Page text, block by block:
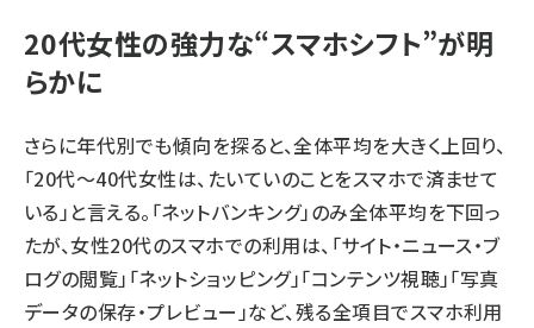
20代女性の強力な“スマホシフト”が明
らかに
さらに年代別でも傾向を探ると、全体平均を大きく上回り、
「20代～40代女性は、たいていのことをスマホで済ませて
いる」と言える。「ネットバンキング」のみ全体平均を下回っ
たが、女性20代のスマホでの利用は、「サイト・ニュース・ブ
ログの閲覧」「ネットショッピング」「コンテンツ視聴」「写真
データの保存・プレビュー」など、残る全項目でスマホ利用